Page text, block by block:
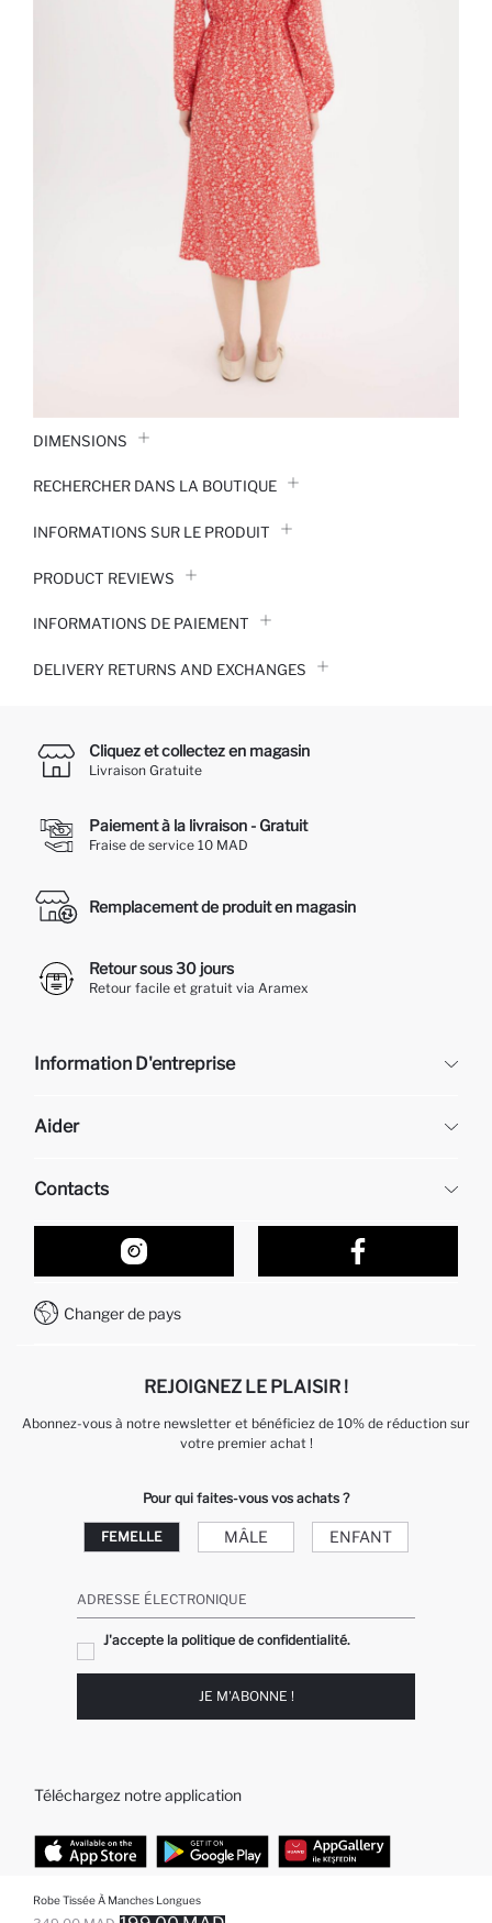
DIMENSIONS
RECHERCHER DANS LA BOUTIQUE
INFORMATIONS SUR LE PRODUIT
PRODUCT REVIEWS
INFORMATIONS DE PAIEMENT
DELIVERY RETURNS AND EXCHANGES
Robe Tissée À Manches Longues
Cliquez et collectez en magasin
Livraison Gratuite
Paiement à la livraison - Gratuit
Fraise de service 10 MAD
Remplacement de produit en magasin
Retour sous 30 jours
Retour facile et gratuit via Aramex
Information D'entreprise
À propos de nous
Aider
Retour et changement
Suivi de la Commande
Comment acheter sur DeFacto ?
Comment payer sur DeFacto?
Contacts
Nos Magasins
Formulaire de contact
Service Client +212 525 076 633
Changer de pays
REJOIGNEZ LE PLAISIR !
Abonnez-vous à notre newsletter et bénéficiez de 10% de réduction sur
votre premier achat !
Pour qui faites-vous vos achats ?
FEMELLE MÂLE ENFANT
ADRESSE ÉLECTRONIQUE
J'accepte la politique de confidentialité.
JE M'ABONNE !
Téléchargez notre application